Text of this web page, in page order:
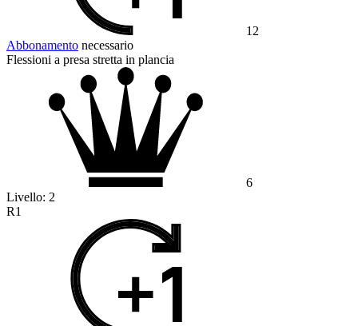
12
Abbonamento necessario
Flessioni a presa stretta in plancia
6
Livello: 2
R1